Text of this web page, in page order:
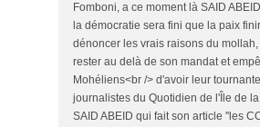
Fomboni, a ce moment là SAID
la démocratie sera fini que la paix
dénoncer les vrais raisons du
rester au delà de son mandat et
Mohéliens<br /> d'avoir leur
journalistes du Quotidien de l'Île de
SAID ABEID qui fait son article ''les